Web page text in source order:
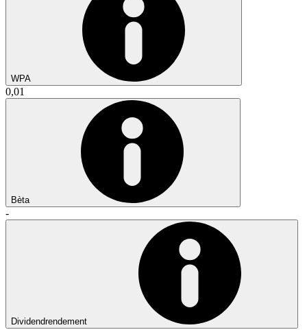
WPA
0,01
Bèta
-
Dividendrendement